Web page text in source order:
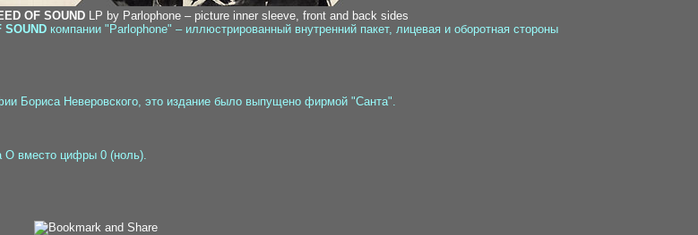
OF SOUNDLP by Parlophone – picture inner sleeve, front and back sides
SOUND компании "Parlophone" – иллюстрированный внутренний пакет, лицевая и оборотная стороны
Бориса Неверовского, это издание было выпущено фирмой "Санта".
О вместо цифры 0 (ноль).